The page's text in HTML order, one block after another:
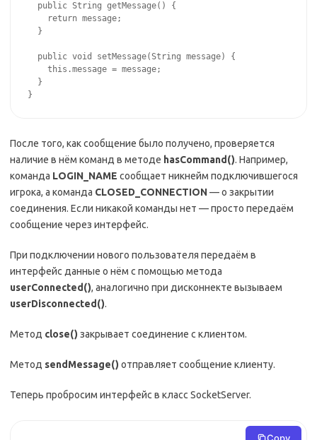
  public String getMessage() {
    return message;
  }
  public void setMessage(String message) {
    this.message = message;
  }
}
После того, как сообщение было получено, проверяется
наличие в нём команд в методе hasCommand(). Например,
команда LOGIN_NAME сообщает никнейм подключившегося
игрока, а команда CLOSED_CONNECTION— о закрытии
соединения. Если никакой команды нет — просто передаём
сообщение через интерфейс.
При подключении нового пользователя передаём в
интерфейс данные о нём с помощью метода
userConnected(), аналогично при дисконнекте вызываем
userDisconnected().
Метод close() закрывает соединение с клиентом.
Метод sendMessage() отправляет сообщение клиенту.
Теперь пробросим интерфейс в класс SocketServer.